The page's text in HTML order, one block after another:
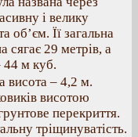
і велику
об’єм. Її загальна
сягає 29 метрів, а
44 м куб.
висота – 4,2 м.
висотою
перекриття.
тріщинуватість.